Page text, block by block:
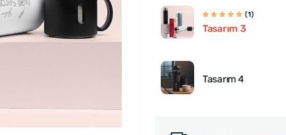
(1)
Tasarım 3
Tasarım 4